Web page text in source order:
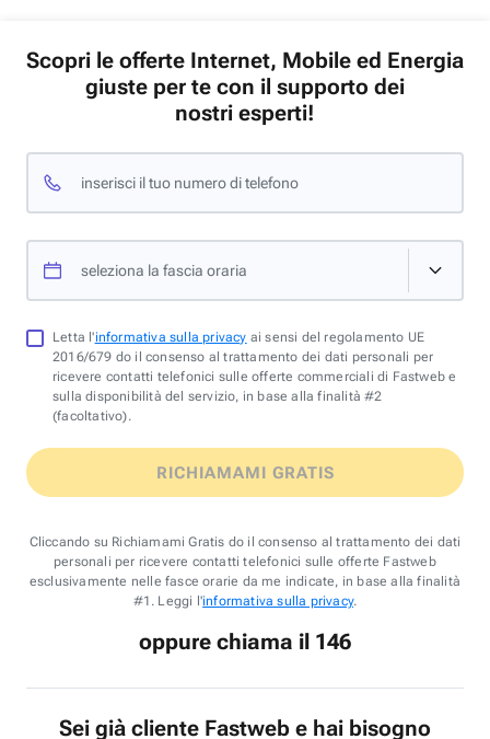
Scopri le offerte Internet, Mobile ed Energia
giuste per te con il supporto dei
nostri esperti!
inserisci il tuo numero di telefono
seleziona la fascia oraria
Letta l'informativa sulla privacy ai sensi del regolamento UE
2016/679 do il consenso al trattamento dei dati personali per
ricevere contatti telefonici sulle offerte commerciali di Fastweb e
sulla disponibilità del servizio, in base alla finalità #2
(facoltativo).
RICHIAMAMI GRATIS
Cliccando su Richiamami Gratis do il consenso al trattamento dei dati
personali per ricevere contatti telefonici sulle offerte Fastweb
esclusivamente nelle fasce orarie da me indicate, in base alla finalità
#1. Leggi l'informativa sulla privacy.
oppure chiama il 146
Sei già cliente Fastweb e hai bisogno